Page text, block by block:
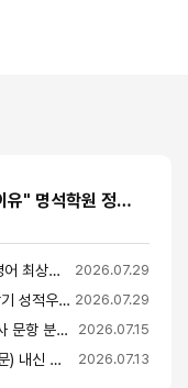
"수능 1주 전까지 등원하는 이유" 명석학원 정시반 개강 안내 (성수고·경일고·무학여고·대광고 등)
명석학원 성적 우수자 통계 대공개! 국어·영어 최상위권의 비밀 2026.07.29
결과로 증명합니다: 명석학원 2026년 1학기 성적우수자 명단 공개 2026.07.29
2026년 경일고 1학년 1학기 영어 기말고사 문항 분석 및 총평 2026.07.15
2026 성수고3 1학기 기말 국어(화법과작문) 내신 분석 및 경향 2026.07.13